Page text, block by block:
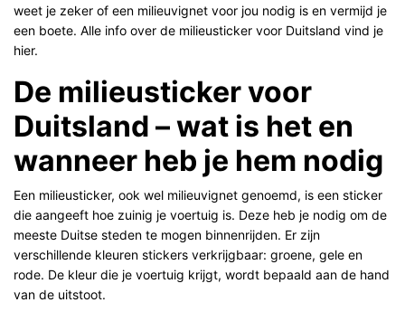
weet je zeker of een milieuvignet voor jou nodig is en vermijd je
een boete. Alle info over de milieusticker voor Duitsland vind je
hier.
De milieusticker voor
Duitsland – wat is het en
wanneer heb je hem nodig
Een milieusticker, ook wel milieuvignet genoemd, is een sticker
die aangeeft hoe zuinig je voertuig is. Deze heb je nodig om de
meeste Duitse steden te mogen binnenrijden. Er zijn
verschillende kleuren stickers verkrijgbaar: groene, gele en
rode. De kleur die je voertuig krijgt, wordt bepaald aan de hand
van de uitstoot.